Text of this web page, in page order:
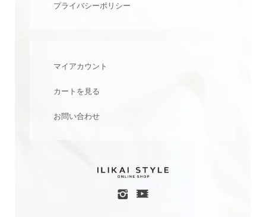
プライバシーポリシー
マイアカウント
カートを見る
お問い合わせ